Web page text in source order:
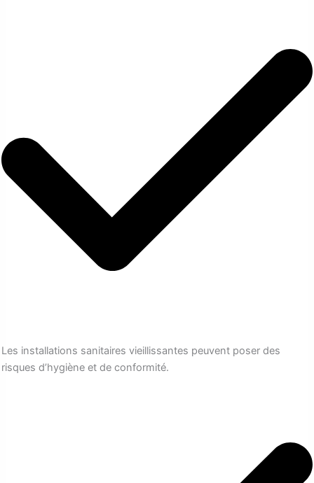
Les installations sanitaires vieillissantes peuvent poser des
risques d’hygiène et de conformité.